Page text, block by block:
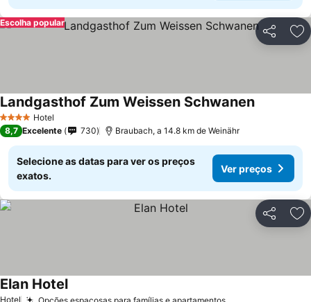
Partilhar
Escolha popular
4 EstrelasHotel
Landgasthof Zum Weissen Schwanen
8,7 Excelente 730 Braubach, a 14.8 km de Weinähr
Selecione as datas para ver os preços
exatos.
Ver preços
Partilhar
Hotel Opções espaçosas para famílias e apartamentos
Elan Hotel